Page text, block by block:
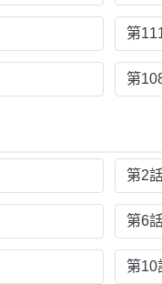
第
第
第2
第6
第10